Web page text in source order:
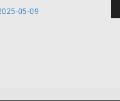
05-09